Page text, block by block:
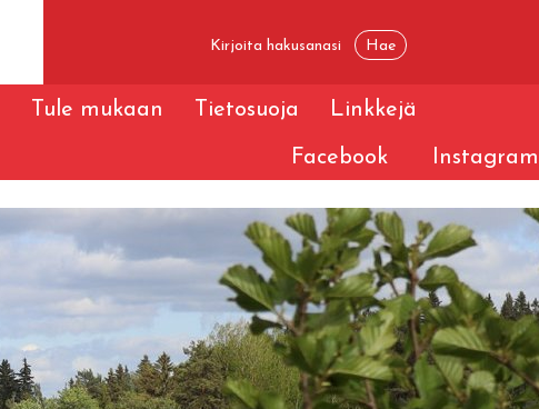
Tule mukaan Tietosuoja Linkkejä
Facebook Instagram